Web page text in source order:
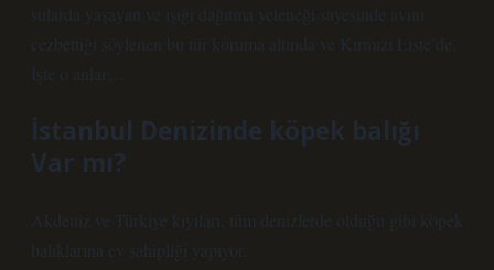
sularda yaşayan ve ışığı dağıtma yeteneği sayesinde avını
cezbettiği söylenen bu tür koruma altında ve Kırmızı Liste’de.
İşte o anlar…
İstanbul Denizinde köpek balığı
Var mı?
Akdeniz ve Türkiye kıyıları, tüm denizlerde olduğu gibi köpek
balıklarına ev sahipliği yapıyor.